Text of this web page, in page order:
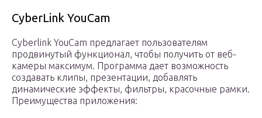
CyberLink YouCam
Cyberlink YouCam предлагает пользователям
продвинутый функционал, чтобы получить от веб-
камеры максимум. Программа дает возможность
создавать клипы, презентации, добавлять
динамические эффекты, фильтры, красочные рамки.
Преимущества приложения: